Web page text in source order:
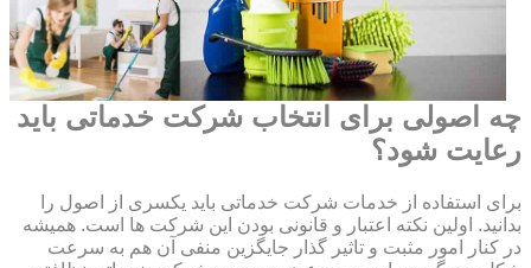
چه اصولی برای انتخاب شرکت خدماتی باید
رعایت شود؟
برای استفاده از خدمات شرکت خدماتی باید یکسری از اصول را
بدانید. اولین نکته اعتبار و قانونی بودن این شرکت ها است. همیشه
در کنار امور مثبت و تاثیر گذار جایگزین منفی آن هم به سرعت